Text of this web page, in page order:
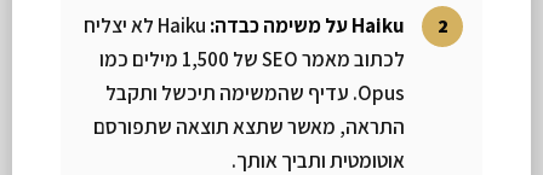
Haiku על משימה כבדה:
Haiku לא יצליח
לכתוב מאמר SEO של 1,500 מילים כמו
Opus. עדיף שהמשימה תיכשל ותקבל
התראה, מאשר שתצא תוצאה שתפורסם
אוטומטית ותביך אותך.